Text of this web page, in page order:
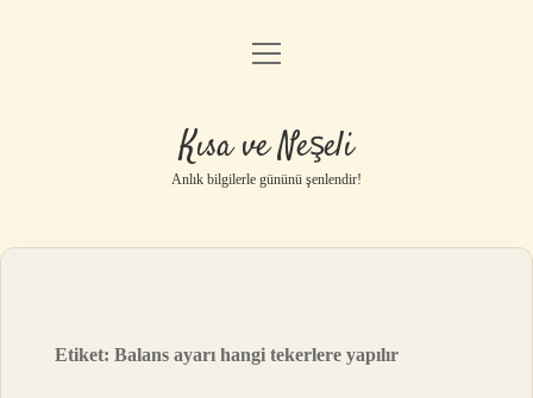
Anasayfa
Yasal Uyarı
menüyü
Kısa ve Neşeli
Anlık bilgilerle gününü şenlendir!
Etiket:Balans ayarı hangi tekerlere yapılır